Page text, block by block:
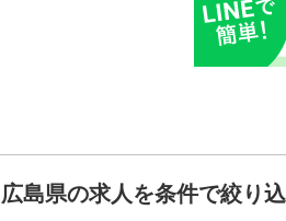
広島県の求人を条件で絞り